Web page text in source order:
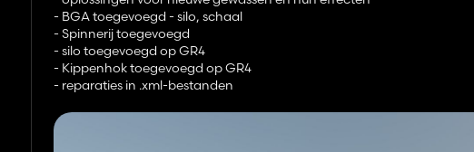
- BGA toegevoegd - silo, schaal
- Spinnerij toegevoegd
- silo toegevoegd op GR4
- Kippenhok toegevoegd op GR4
- reparaties in .xml-bestanden